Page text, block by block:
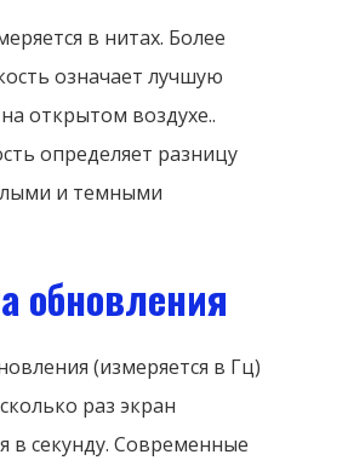
в нитах. Более
означает лучшую
открытом воздухе..
определяет разницу
и темными
обновления
(измеряется в Гц)
раз экран
в секунду. Современные